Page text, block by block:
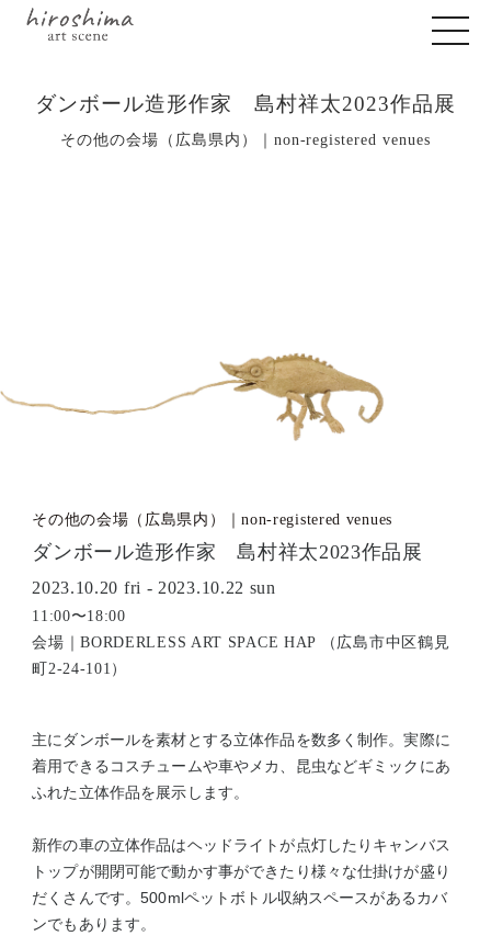
ダンボール造形作家 島村祥太2023作品展
その他の会場（広島県内）｜non-registered venues
その他の会場（広島県内）｜non-registered venues
ダンボール造形作家 島村祥太2023作品展
2023.10.20 fri - 2023.10.22 sun
11:00〜18:00
会場｜BORDERLESS ART SPACE HAP （広島市中区鶴見
町2-24-101）
主にダンボールを素材とする立体作品を数多く制作。実際に
着用できるコスチュームや車やメカ、昆虫などギミックにあ
ふれた立体作品を展示します。
新作の車の立体作品はヘッドライトが点灯したりキャンバス
トップが開閉可能で動かす事ができたり様々な仕掛けが盛り
だくさんです。500mlペットボトル収納スペースがあるカバ
ンでもあります。